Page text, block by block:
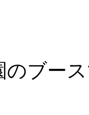
のブー